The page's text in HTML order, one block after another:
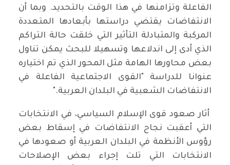
الفاعلة وتزامنها في هذا الوقت بالتحديد. وبما أن
الانتفاضات يقتضي دراستها بأبعادها المتعددة
المركبة والمتبادلة التأثير التي خلقت حالة التراكم
الذي أدى إلى اندلاعها وتسهيلا للبحث يمكن تناول
بعض محاورها الهامة مثل المحور الذي تم اختياره
عنوانا للدراسة "القوى الاجتماعية الفاعلة في
الانتفاضات الشعبية في البلدان العربية."
أثار صعود قوى الإسلام السياسي، في الانتخابات
التي أعقبت نجاح الانتفاضات في إسقاط بعض
رؤوس الأنظمة في البلدان العربية أو صعودها في
الانتخابات التي تلت إجراء بعض الإصلاحات